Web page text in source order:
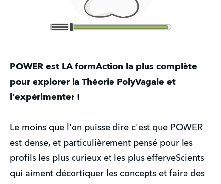
POWER est LA formAction la plus complète
pour explorer la Théorie PolyVagale et
l'expérimenter !
Le moins que l'on puisse dire c'est que POWER
est dense, et particulièrement pensé pour les
profils les plus curieux et les plus efferveScients
qui aiment décortiquer les concepts et faire des